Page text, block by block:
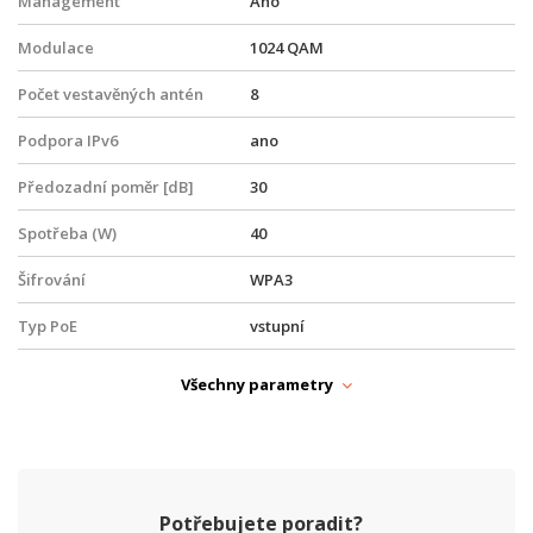
Modulace 1024 QAM
Počet vestavěných antén 8
Podpora IPv6 ano
Předozadní poměr [dB] 30
Spotřeba (W) 40
Šifrování WPA3
Typ PoE vstupní
MU-MIMO
Všechny parametry
Potřebujete poradit?